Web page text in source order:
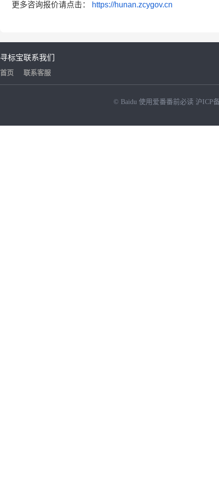
更多咨询报价请点击： https://hunan.zcygov.cn
寻标宝
首页
联系我们
联系客服
© Baidu 使用爱番番前必读 沪ICP